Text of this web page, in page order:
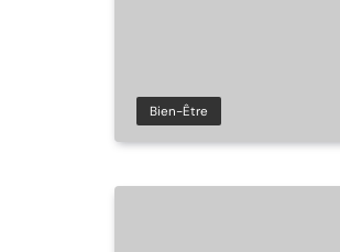
Bien-Être